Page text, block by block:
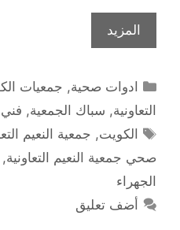
المزيد
التصنيفات
ادوات صحية, جمعيات
التعاونية, سباك الجمعية,
الوسوم
الكويت, جمعية النعيم
صحي جمعية النعيم التعاونية,
الجهراء
أضف تعليق